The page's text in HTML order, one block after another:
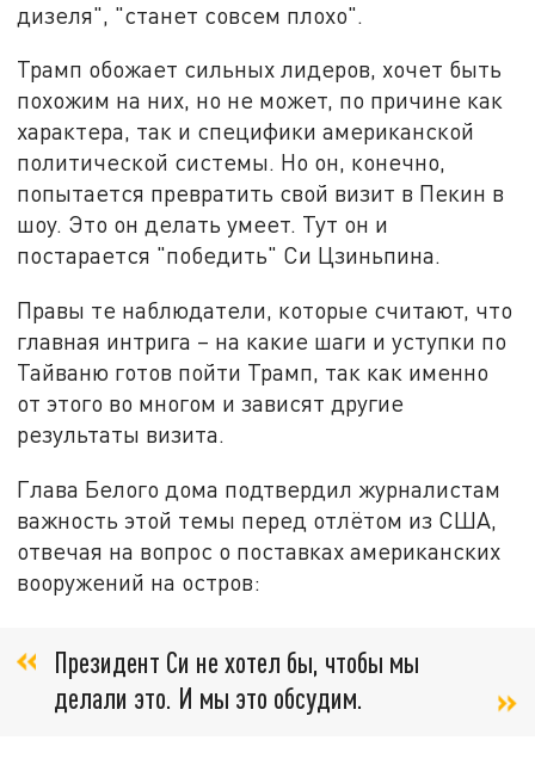
дизеля", "станет совсем плохо".
Трамп обожает сильных лидеров, хочет быть
похожим на них, но не может, по причине как
характера, так и специфики американской
политической системы. Но он, конечно,
попытается превратить свой визит в Пекин в
шоу. Это он делать умеет. Тут он и
постарается "победить" Си Цзиньпина.
Правы те наблюдатели, которые считают, что
главная интрига – на какие шаги и уступки по
Тайваню готов пойти Трамп, так как именно
от этого во многом и зависят другие
результаты визита.
Глава Белого дома подтвердил журналистам
важность этой темы перед отлётом из США,
отвечая на вопрос о поставках американских
вооружений на остров:
Президент Си не хотел бы, чтобы мы
делали это. И мы это обсудим.